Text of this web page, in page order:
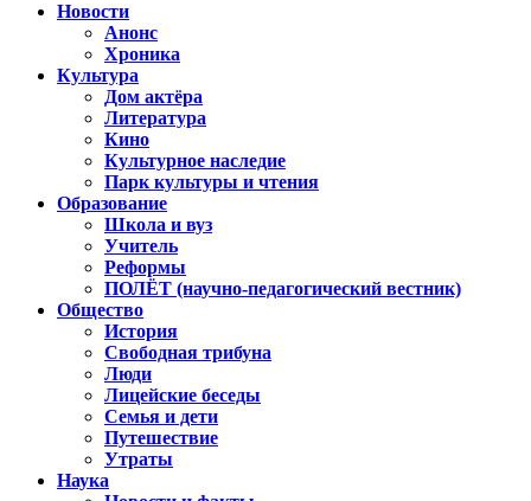
Новости
Анонс
Хроника
Культура
Дом актёра
Литература
Кино
Культурное наследие
Парк культуры и чтения
Образование
Школа и вуз
Учитель
Реформы
ПОЛЁТ (научно-педагогический вестник)
Общество
История
Свободная трибуна
Люди
Лицейские беседы
Семья и дети
Путешествие
Утраты
Наука